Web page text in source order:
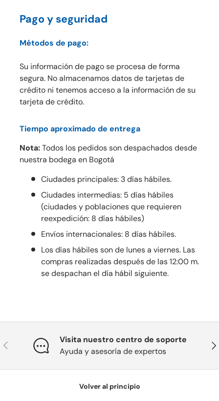
Pago y seguridad
Métodos de pago:
Su información de pago se procesa de forma
segura. No almacenamos datos de tarjetas de
crédito ni tenemos acceso a la información de su
tarjeta de crédito.
Tiempo aproximado de entrega
Nota:Todos los pedidos son despachados desde
nuestra bodega en Bogotá
Ciudades principales: 3 días hábiles.
Ciudades intermedias: 5 días hábiles
(ciudades y poblaciones que requieren
reexpedición: 8 días hábiles)
Envíos internacionales: 8 días hábiles.
Los días hábiles son de lunes a viernes. Las
compras realizadas después de las 12:00 m.
se despachan el día hábil siguiente.
Anterior
Visita nuestro centro de soporte
Ayuda y asesoría de expertos
Volver al principio